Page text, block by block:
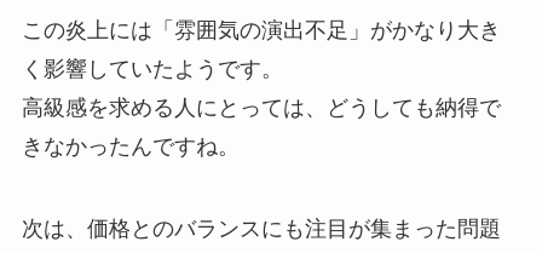
この炎上には「雰囲気の演出不足」がかなり大き
く影響していたようです。
高級感を求める人にとっては、どうしても納得で
きなかったんですね。
次は、価格とのバランスにも注目が集まった問題